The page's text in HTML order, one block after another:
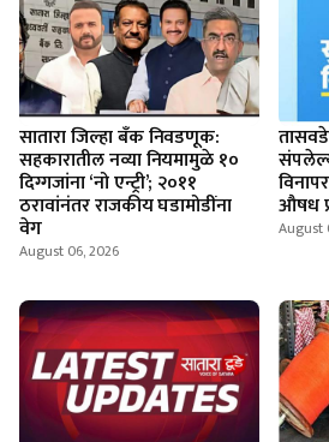
सातारा जिल्हा बँक निवडणूक:
सहकारातील नव्या नियमामुळे १०
दिग्गजांना ‘नो एन्ट्री’; २०११
ठरावांनंतर राजकीय घडामोडींना
वेग
August 06, 2026
औषध
August